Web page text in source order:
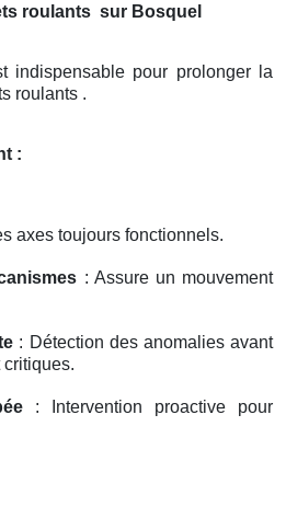
roulants sur Bosquel
indispensable pour prolonger la
roulants .
:
axes toujours fonctionnels.
: Assure un mouvement
: Détection des anomalies avant
critiques.
: Intervention proactive pour